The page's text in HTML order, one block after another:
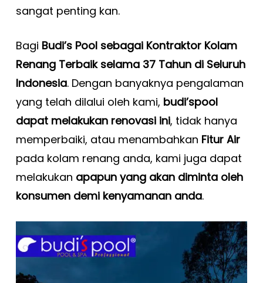
sangat penting kan.
Bagi Budi’s Pool sebagai Kontraktor Kolam
Renang Terbaik selama 37 Tahun di Seluruh
Indonesia. Dengan banyaknya pengalaman
yang telah dilalui oleh kami, budi’spool
dapat melakukan renovasi ini, tidak hanya
memperbaiki, atau menambahkan Fitur Air
pada kolam renang anda, kami juga dapat
melakukan apapun yang akan diminta oleh
konsumen demi kenyamanan anda.